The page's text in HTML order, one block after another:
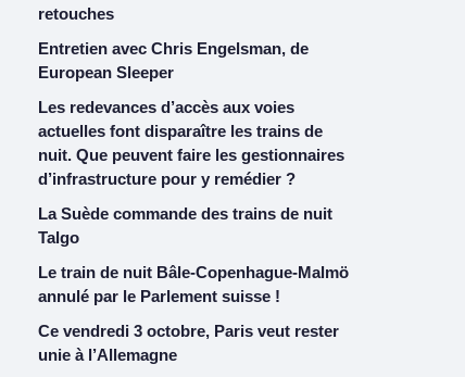
retouches
Entretien avec Chris Engelsman, de
European Sleeper
Les redevances d’accès aux voies
actuelles font disparaître les trains de
nuit. Que peuvent faire les gestionnaires
d’infrastructure pour y remédier ?
La Suède commande des trains de nuit
Talgo
Le train de nuit Bâle-Copenhague-Malmö
annulé par le Parlement suisse !
Ce vendredi 3 octobre, Paris veut rester
unie à l’Allemagne